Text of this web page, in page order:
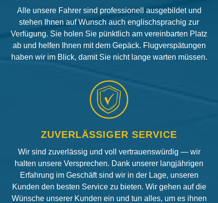
Alle unsere Fahrer sind professionell ausgebildet und
stehen Ihnen auf Wunsch auch englischsprachig zur
Verfügung. Sie holen Sie pünktlich am vereinbarten Platz
ab und helfen Ihnen mit dem Gepäck. Flugverspätungen
haben wir im Blick, damit Sie nicht lange warten müssen.
ZUVERLÄSSIGER SERVICE
Wir sind zuverlässig und voll vertrauenswürdig — wir
halten unsere Versprechen. Dank unserer langjährigen
Erfahrung im Geschäft sind wir in der Lage, unseren
Kunden den besten Service zu bieten. Wir gehen auf die
Wünsche unserer Kunden ein und tun alles, um es ihnen